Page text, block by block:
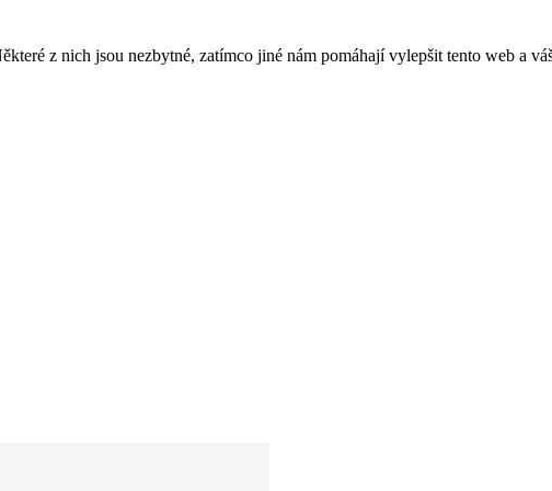
z nich jsou nezbytné, zatímco jiné nám pomáhají vylepšit tento web a